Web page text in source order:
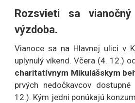
Rozsvieti sa
výzdoba.
Vianoce sa na Hlavnej ulici v
uplynulý víkend. Včera (4. 12.)
charitatívnym Mikulášskym
prvých nedočkavcov
12.). Kým jedni ponúkajú